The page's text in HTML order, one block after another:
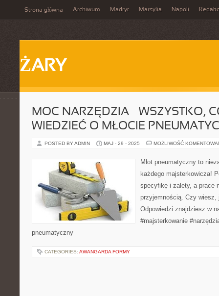
Strona główna Archiwum Madryt Marsylia Napoli
ŻARY
MOC NARZĘDZIA – WSZYSTKO,
WIEDZIEĆ O MŁOCIE
POSTED BY ADMIN MAJ - 29 - 2025 MOŻLIWOŚĆ
Młot pneumatyczny to
każdego majsterkowicza!
specyfikę i zalety, a prace
przyjemnością. Czy wiesz,
Odpowiedzi znajdziesz w
#majsterkowanie
pneumatyczny
CATEGORIES: AWANGARDA FORMY